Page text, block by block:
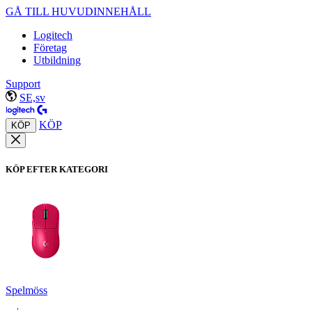
GÅ TILL HUVUDINNEHÅLL
Logitech
Företag
Utbildning
Support
SE,sv
KÖP KÖP
KÖP EFTER KATEGORI
Spelmöss